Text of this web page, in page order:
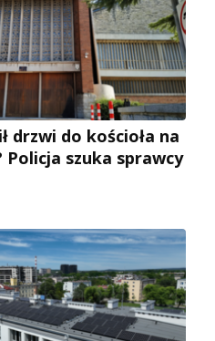
drzwi do kościoła na
Policja szuka sprawcy